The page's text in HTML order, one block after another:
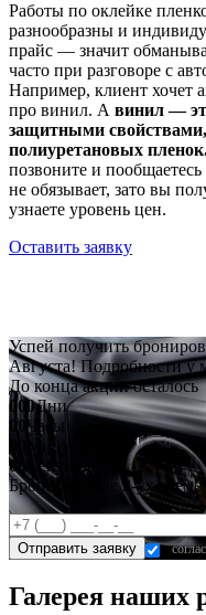
Работы по оклейке
разнообразны и
прайс — значит
часто при разговоре с
Например, клиент хочет
про винил. А винил —
защитными свойствами,
полиуретановых
позвоните и
не обязывает, зато вы
узнаете уровень цен.
Оставить заявку
Успей получить
Августа! Подробности у
До конца акции осталось
000Дни
00 Часы
Минуты
00
Секунды
Бронирование 2-ух
Галерея наших